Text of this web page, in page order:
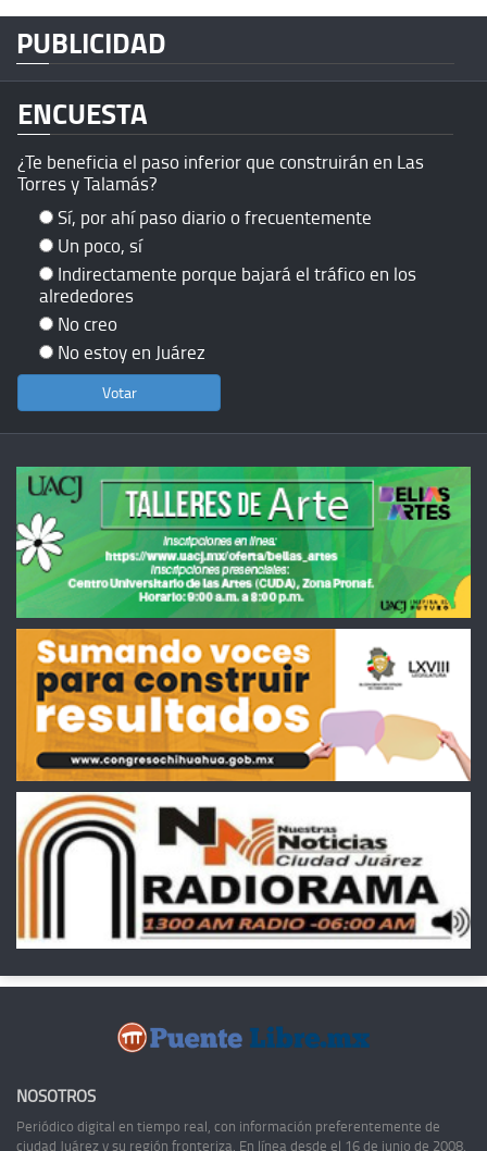
PUBLICIDAD
ENCUESTA
¿Te beneficia el paso inferior que construirán en Las
Torres y Talamás?
Sí, por ahí paso diario o frecuentemente
Un poco, sí
Indirectamente porque bajará el tráfico en los
alrededores
No creo
No estoy en Juárez
NOSOTROS
Periódico digital en tiempo real, con información preferentemente de
ciudad Juárez y su región fronteriza. En línea desde el 16 de junio de 2008,